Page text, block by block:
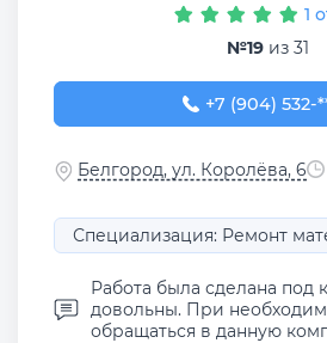
1
№19из 31
+7 (904) 532-
+7 (904) 532-
Белгород, ул. Королёва, 6
Специализация: Ремонт
Работа была сделана под
довольны. При
обращаться в данную